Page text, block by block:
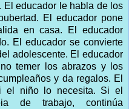
El educador le habla de los
El educador pone
en casa. El educador
El educador se convierte
adolescente. El educador
temer los abrazos y los
y da regalos. El
el niño lo necesita. Si el
de trabajo, continúa